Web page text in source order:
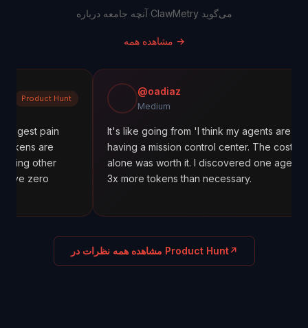
آنچه جامعه درباره ClawMetry می‌گوید
مشاهده همه →
@oadiaz
Medium
It's like going from 'I think my agents are working' to
having a mission control center. The cost tracking
alone was worth it. I discovered one agent was using
3x more tokens than necessary.
مشاهده همه نظرات در Product Hunt↗